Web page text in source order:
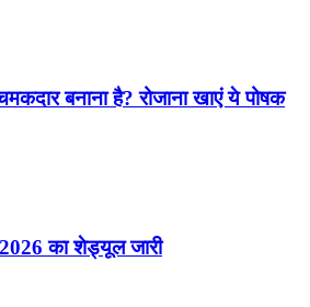
बनाना है? रोजाना खाएं ये पोषक
2026 का शेड्यूल जारी